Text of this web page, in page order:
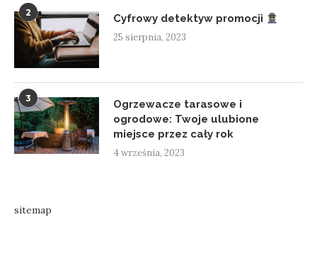
2 Cyfrowy detektyw promocji
25 sierpnia, 2023
3
Ogrzewacze tarasowe i
ogrodowe: Twoje ulubione
miejsce przez cały rok
4 września, 2023
sitemap